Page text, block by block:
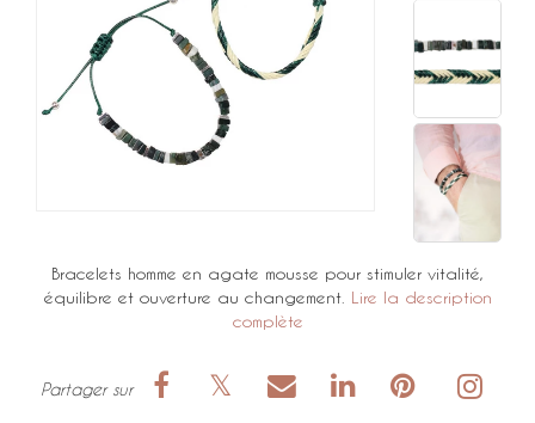
Bracelets homme en agate mousse pour stimuler vitalité,
équilibre et ouverture au changement. Lire la description
complète